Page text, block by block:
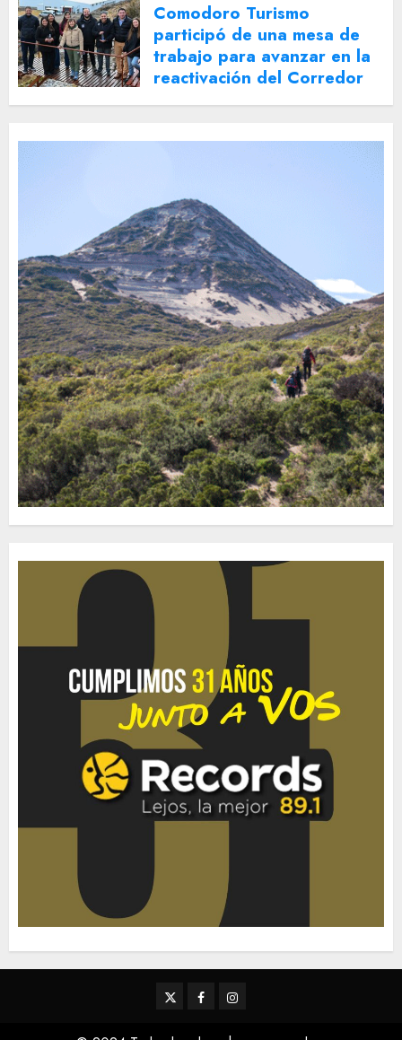
Comodoro Turismo
participó de una mesa de
trabajo para avanzar en la
reactivación del Corredor
Turístico Integrado
TwitterFacebookInstagram